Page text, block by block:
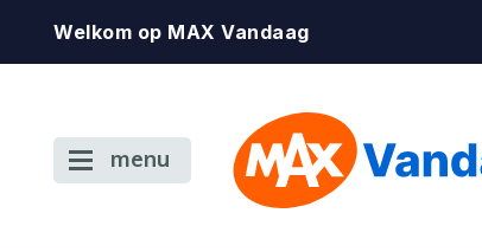
Welkom op MAX Vandaag
menu